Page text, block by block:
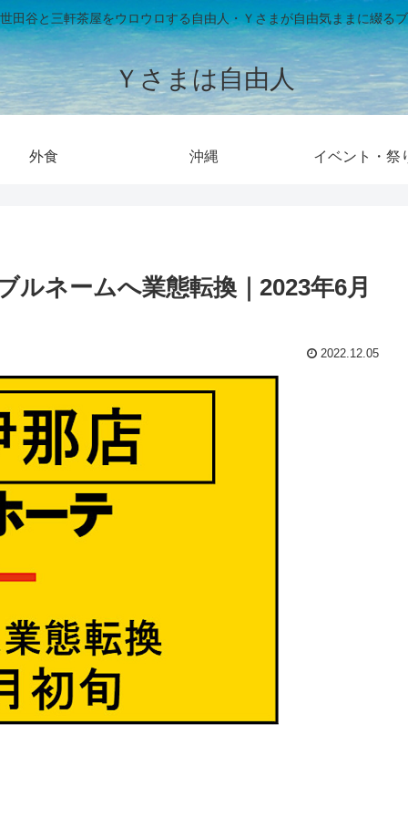
田谷と三軒茶屋をウロウロする自由人・Ｙさまが自由気ままに綴るブ
Ｙさまは自由人
外食 沖縄 イベント・祭
ルネームへ業態転換｜2023年6月
2022.12.05